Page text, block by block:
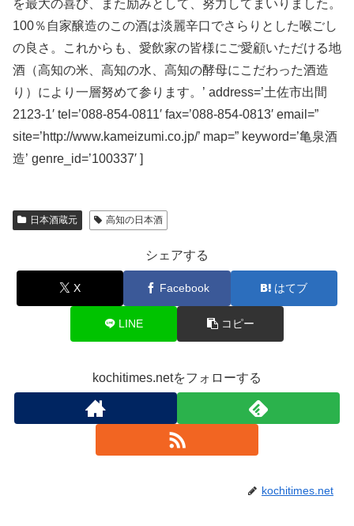
を最大の喜び、また励みとして、努力してまいりました。
100％自家醸造のこの酒は淡麗辛口でさらりとした喉ごし
の良さ。これからも、愛飲家の皆様にご愛顧いただける地
酒（高知の米、高知の水、高知の酵母にこだわった酒造
り）により一層努めて参ります。’ address=’土佐市出間
2123-1′ tel=’088-854-0811′ fax=’088-854-0813′ email=”
site=’http://www.kameizumi.co.jp/’ map=” keyword=’亀泉酒
造’ genre_id=’100337′ ]
日本酒蔵元 高知の日本酒
シェアする
X Facebook はてブ
LINE コピー
kochitimes.netをフォローする
kochitimes.net